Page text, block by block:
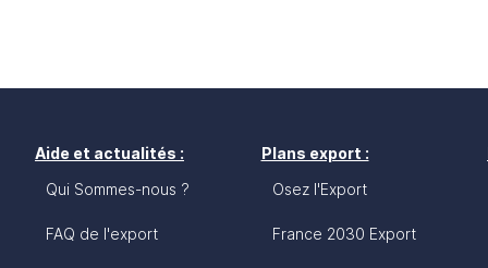
Aide et actualités :
Qui Sommes-nous ?
FAQ de l'export
Plans export :
Osez l'Export
France 2030 Export